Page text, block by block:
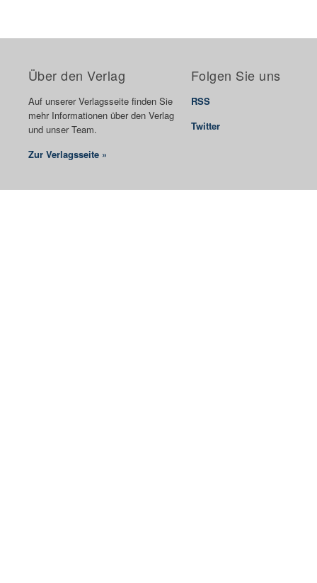
Über den Verlag
Auf unserer Verlagsseite finden Sie
mehr Informationen über den Verlag
und unser Team.
Zur Verlagsseite »
Folgen Sie uns
RSS
Twitter